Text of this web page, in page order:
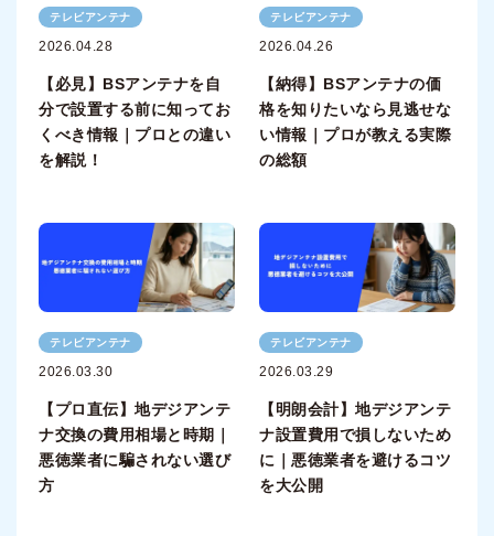
テレビアンテナ
2026.04.28
【必見】BSアンテナを自
分で設置する前に知ってお
くべき情報｜プロとの違い
を解説！
テレビアンテナ
2026.04.26
【納得】BSアンテナの価
格を知りたいなら見逃せな
い情報｜プロが教える実際
の総額
テレビアンテナ
2026.03.30
【プロ直伝】地デジアンテ
ナ交換の費用相場と時期｜
悪徳業者に騙されない選び
方
テレビアンテナ
2026.03.29
【明朗会計】地デジアンテ
ナ設置費用で損しないため
に｜悪徳業者を避けるコツ
を大公開